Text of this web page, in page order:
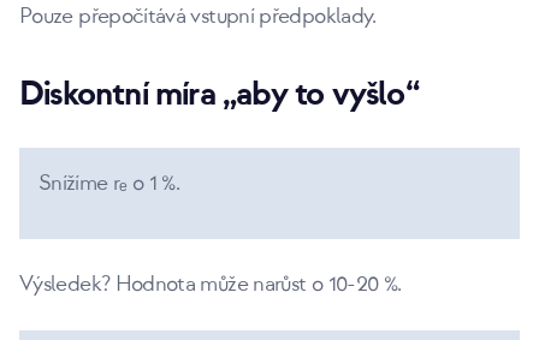
Pouze přepočítává vstupní předpoklady.
Diskontní míra „aby to vyšlo“
Snížíme rₑ o 1 %.
Výsledek? Hodnota může narůst o 10-20 %.